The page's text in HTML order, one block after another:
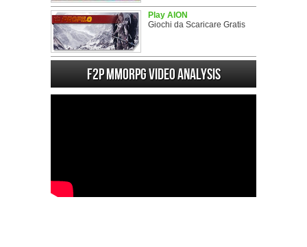
Play AION
Giochi da Scaricare Gratis
F2P MMORPG Video analysis